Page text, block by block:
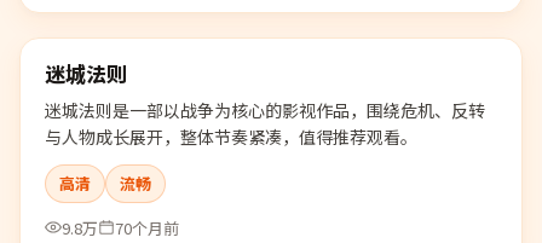
热门
99:14
迷城法则
迷城法则是一部以战争为核心的影视作品，围绕危机、反转
与人物成长展开，整体节奏紧凑，值得推荐观看。
高清
流畅
9.8万
70个月前